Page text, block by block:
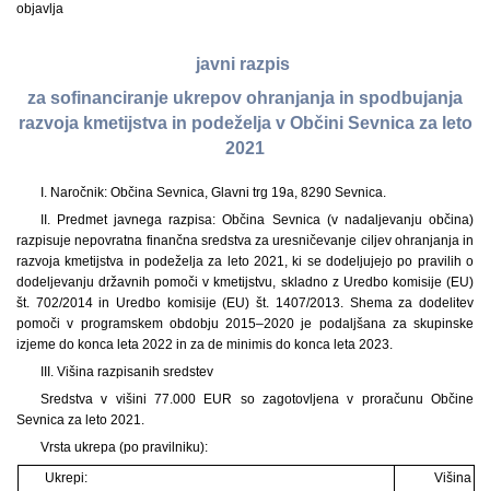
objavlja
javni razpis
za sofinanciranje ukrepov ohranjanja in spodbujanja
razvoja kmetijstva in podeželja v Občini Sevnica za leto
2021
I. Naročnik: Občina Sevnica, Glavni trg 19a, 8290 Sevnica.
II. Predmet javnega razpisa: Občina Sevnica (v nadaljevanju občina)
razpisuje nepovratna finančna sredstva za uresničevanje ciljev ohranjanja in
razvoja kmetijstva in podeželja za leto 2021, ki se dodeljujejo po pravilih o
dodeljevanju državnih pomoči v kmetijstvu, skladno z Uredbo komisije (EU)
št. 702/2014 in Uredbo komisije (EU) št. 1407/2013. Shema za dodelitev
pomoči v programskem obdobju 2015–2020 je podaljšana za skupinske
izjeme do konca leta 2022 in za de minimis do konca leta 2023.
III. Višina razpisanih sredstev
Sredstva v višini 77.000 EUR so zagotovljena v proračunu Občine
Sevnica za leto 2021.
Vrsta ukrepa (po pravilniku):
Ukrepi:
Višina